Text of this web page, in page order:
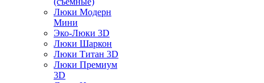
Люки Модерн
Мини
Эко-Люки 3D
Люки Шаркон
Люки Титан 3D
Люки Премиум
3D